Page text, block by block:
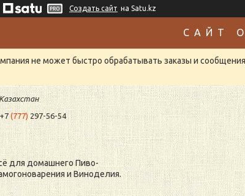
Создать сайт на Satu.kz
С А Й Т О
не может быстро обрабатывать заказы и
+7(777) 297-56-54
для домашнего Пиво-
и Виноделия.